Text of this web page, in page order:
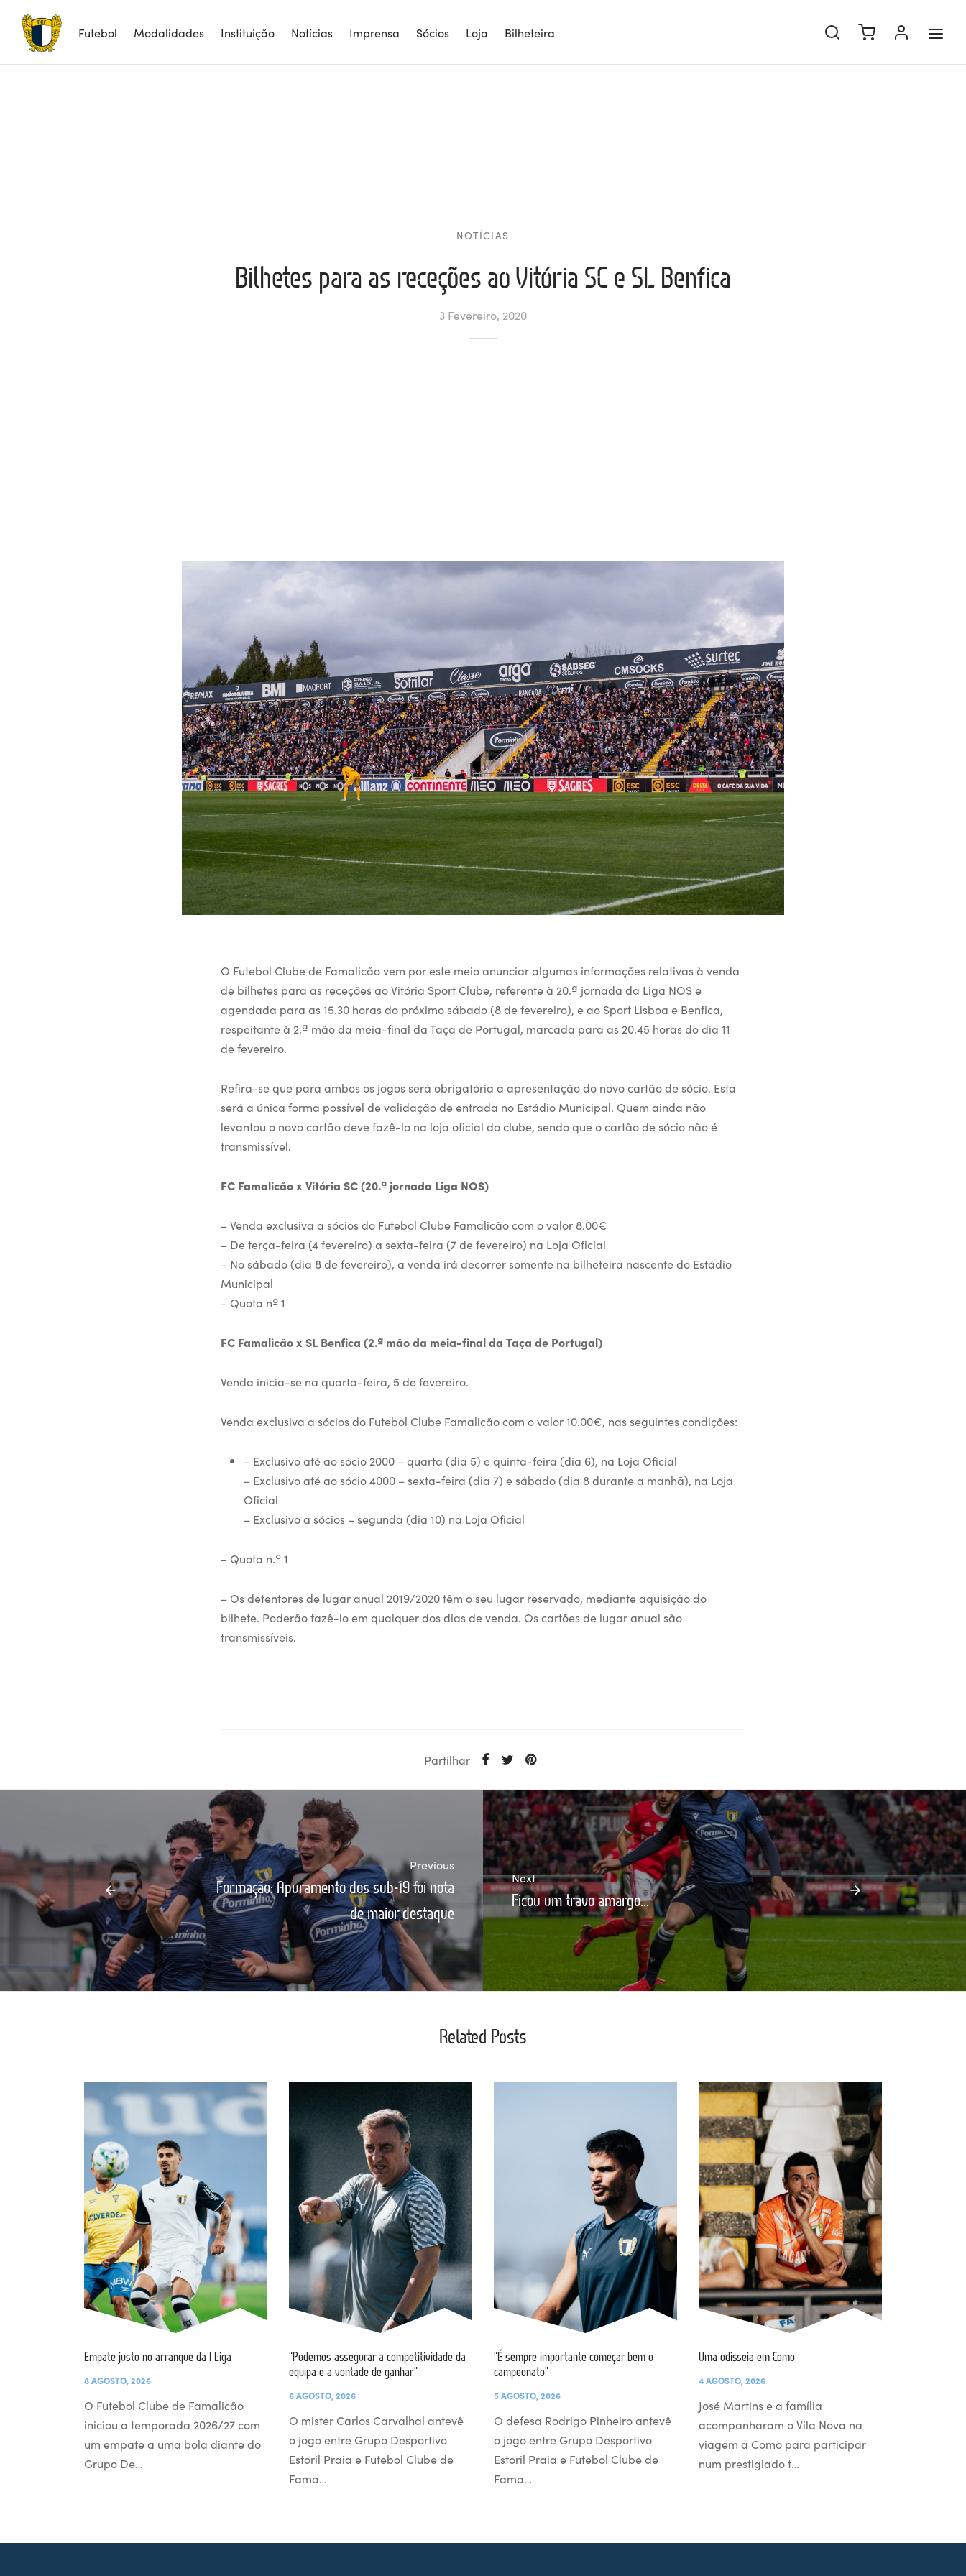
Futebol Modalidades Instituição Notícias Imprensa Sócios Loja Bilheteira
NOTÍCIAS
Bilhetes para as receções ao Vitória SC e SL Benfica
3 Fevereiro, 2020
O Futebol Clube de Famalicão vem por este meio anunciar algumas informações relativas à venda
de bilhetes para as receções ao Vitória Sport Clube, referente à 20.ª jornada da Liga NOS e
agendada para as 15.30 horas do próximo sábado (8 de fevereiro), e ao Sport Lisboa e Benfica,
respeitante à 2.ª mão da meia-final da Taça de Portugal, marcada para as 20.45 horas do dia 11
de fevereiro.
Refira-se que para ambos os jogos será obrigatória a apresentação do novo cartão de sócio. Esta
será a única forma possível de validação de entrada no Estádio Municipal. Quem ainda não
levantou o novo cartão deve fazê-lo na loja oficial do clube, sendo que o cartão de sócio não é
transmissível.
FC Famalicão x Vitória SC (20.ª jornada Liga NOS)
– Venda exclusiva a sócios do Futebol Clube Famalicão com o valor 8.00€
– De terça-feira (4 fevereiro) a sexta-feira (7 de fevereiro) na Loja Oficial
– No sábado (dia 8 de fevereiro), a venda irá decorrer somente na bilheteira nascente do Estádio
Municipal
– Quota nº 1
FC Famalicão x SL Benfica (2.ª mão da meia-final da Taça de Portugal)
Venda inicia-se na quarta-feira, 5 de fevereiro.
Venda exclusiva a sócios do Futebol Clube Famalicão com o valor 10.00€, nas seguintes condições:
– Exclusivo até ao sócio 2000 – quarta (dia 5) e quinta-feira (dia 6), na Loja Oficial
– Exclusivo até ao sócio 4000 – sexta-feira (dia 7) e sábado (dia 8 durante a manhã), na Loja
Oficial
– Exclusivo a sócios – segunda (dia 10) na Loja Oficial
– Quota n.º 1
– Os detentores de lugar anual 2019/2020 têm o seu lugar reservado, mediante aquisição do
bilhete. Poderão fazê-lo em qualquer dos dias de venda. Os cartões de lugar anual são
transmissíveis.
Partilhar
Previous
Formação: Apuramento dos sub-19 foi nota
de maior destaque
Next
Ficou um travo amargo...
Related Posts
Empate justo no arranque da I Liga
8 AGOSTO, 2026
O Futebol Clube de Famalicão
iniciou a temporada 2026/27 com
um empate a uma bola diante do
Grupo De…
“Podemos assegurar a competitividade da
equipa e a vontade de ganhar”
6 AGOSTO, 2026
O mister Carlos Carvalhal antevê
o jogo entre Grupo Desportivo
Estoril Praia e Futebol Clube de
Fama…
“É sempre importante começar bem o
campeonato”
5 AGOSTO, 2026
O defesa Rodrigo Pinheiro antevê
o jogo entre Grupo Desportivo
Estoril Praia e Futebol Clube de
Fama…
Uma odisseia em Como
4 AGOSTO, 2026
José Martins e a família
acompanharam o Vila Nova na
viagem a Como para participar
num prestigiado t…